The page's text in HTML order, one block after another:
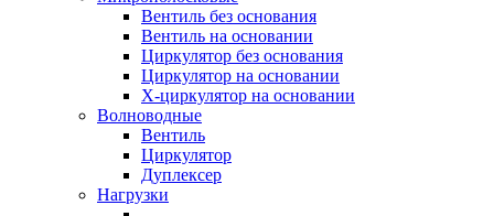
Вентиль без основания
Вентиль на основании
Циркулятор без основания
Циркулятор на основании
Х-циркулятор на основании
Волноводные
Вентиль
Циркулятор
Дуплексер
Нагрузки